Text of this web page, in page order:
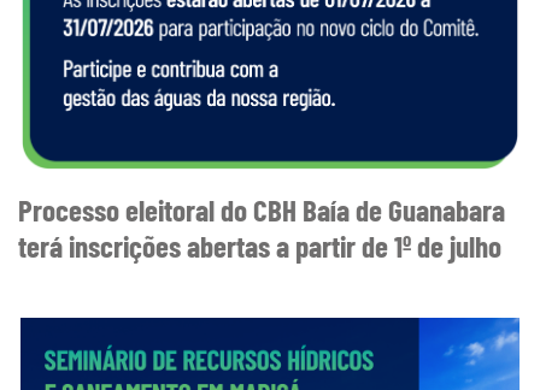
Processo eleitoral do CBH Baía de Guanabara
terá inscrições abertas a partir de 1º de julho